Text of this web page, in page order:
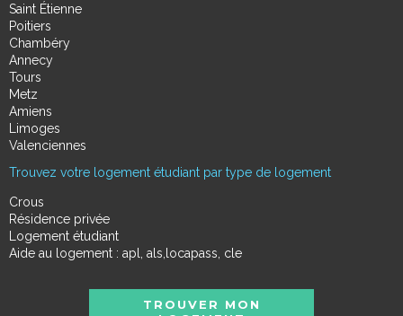
Saint Étienne
Poitiers
Chambéry
Annecy
Tours
Metz
Amiens
Limoges
Valenciennes
Trouvez votre logement étudiant par type de logement
Crous
Résidence privée
Logement étudiant
Aide au logement : apl, als,locapass, cle
TROUVER MON